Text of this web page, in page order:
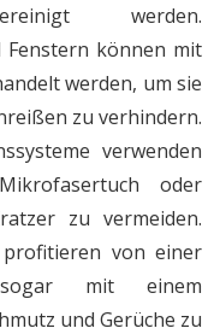
werden.
Fenstern können mit
werden, um sie
zu verhindern.
verwenden
oder
zu vermeiden.
von einer
sogar mit einem
und Gerüche zu